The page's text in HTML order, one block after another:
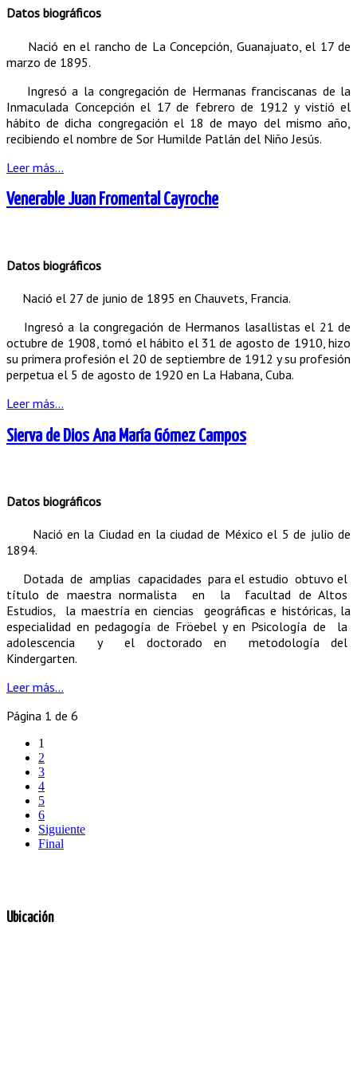
Datos biográficos
Nació en el rancho de La Concepción, Guanajuato, el 17 de
marzo de 1895.
Ingresó a la congregación de Hermanas franciscanas de la
Inmaculada Concepción el 17 de febrero de 1912 y vistió el
hábito de dicha congregación el 18 de mayo del mismo año,
recibiendo el nombre de Sor Humilde Patlán del Niño Jesús.
Leer más...
Venerable Juan Fromental Cayroche
Datos biográficos
Nació el 27 de junio de 1895 en Chauvets, Francia.
Ingresó a la congregación de Hermanos lasallistas el 21 de
octubre de 1908, tomó el hábito el 31 de agosto de 1910, hizo
su primera profesión el 20 de septiembre de 1912 y su profesión
perpetua el 5 de agosto de 1920 en La Habana, Cuba.
Leer más...
Sierva de Dios Ana María Gómez Campos
Datos biográficos
Nació en la Ciudad en la ciudad de México el 5 de julio de
1894.
Dotada de amplias capacidades para el estudio obtuvo el
título de maestra normalista en la facultad de Altos
Estudios, la maestría en ciencias geográficas e históricas, la
especialidad en pedagogía de Fröebel y en Psicología de la
adolescencia y el doctorado en metodología del
Kindergarten.
Leer más...
Página 1 de 6
1
2
3
4
5
6
Siguiente
Final
Ubicación